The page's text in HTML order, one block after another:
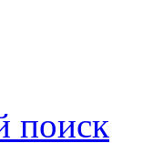
поиск